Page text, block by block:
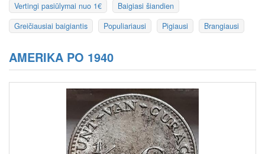
Vertingi pasiūlymai nuo 1€
Baigiasi šiandien
Greičiausiai baigiantis
Populiariausi Pigiausi Brangiausi
AMERIKA PO 1940